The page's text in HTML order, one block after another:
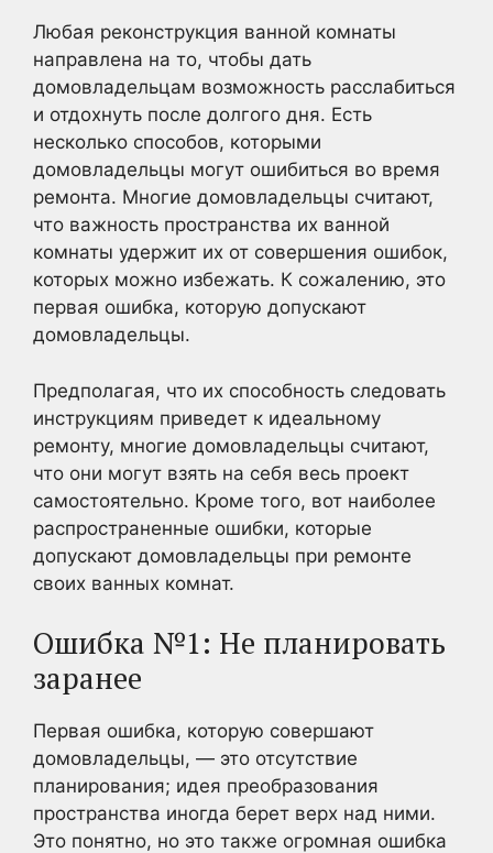
Любая реконструкция ванной комнаты
направлена на то, чтобы дать
домовладельцам возможность расслабиться
и отдохнуть после долгого дня. Есть
несколько способов, которыми
домовладельцы могут ошибиться во время
ремонта. Многие домовладельцы считают,
что важность пространства их ванной
комнаты удержит их от совершения ошибок,
которых можно избежать. К сожалению, это
первая ошибка, которую допускают
домовладельцы.
Предполагая, что их способность следовать
инструкциям приведет к идеальному
ремонту, многие домовладельцы считают,
что они могут взять на себя весь проект
самостоятельно. Кроме того, вот наиболее
распространенные ошибки, которые
допускают домовладельцы при ремонте
своих ванных комнат.
Ошибка №1: Не планировать
заранее
Первая ошибка, которую совершают
домовладельцы, — это отсутствие
планирования; идея преобразования
пространства иногда берет верх над ними.
Это понятно, но это также огромная ошибка